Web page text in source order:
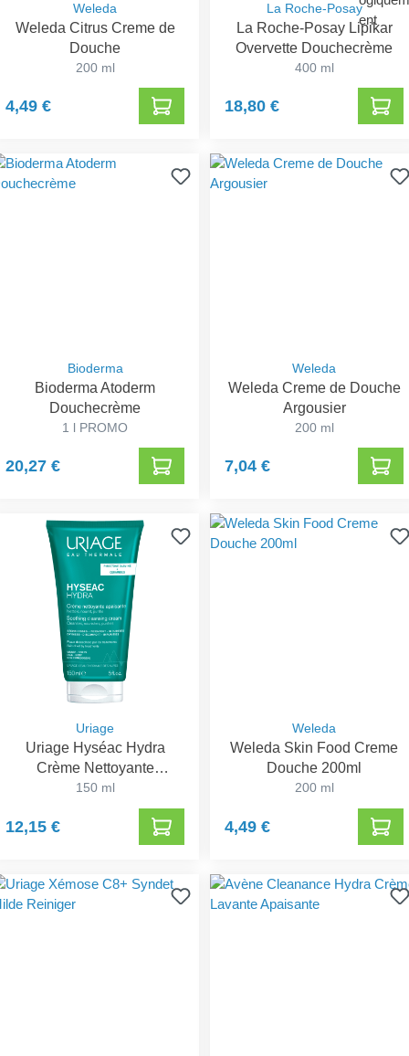
Weleda
Weleda Citrus Creme de
Douche
200 ml
4,49 €
La Roche-Posay
La Roche-Posay Lipikar
Overvette Douchecrème
400 ml
18,80 €
Bioderma
Bioderma Atoderm
Douchecrème
1 l PROMO
20,27 €
Weleda
Weleda Creme de Douche
Argousier
200 ml
7,04 €
Uriage
Uriage Hyséac Hydra
Crème Nettoyante
Apaisante
150 ml
12,15 €
Weleda
Weleda Skin Food Creme
Douche 200ml
200 ml
4,49 €